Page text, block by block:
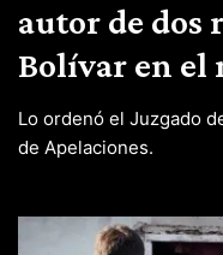
autor de dos
Bolívar en el
Lo ordenó el Juzgado
de Apelaciones.